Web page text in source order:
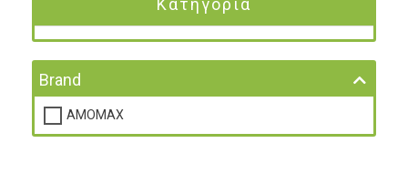
Κατηγορία
Brand
AMOMAX